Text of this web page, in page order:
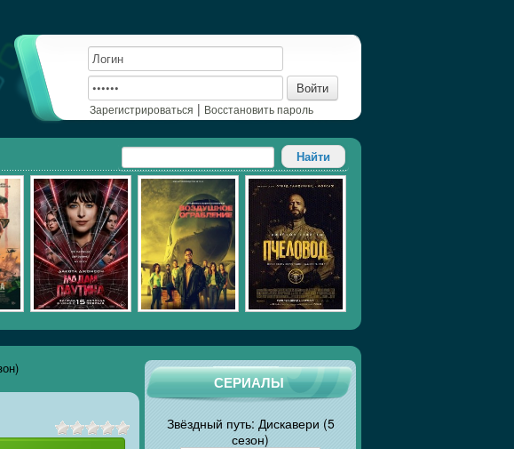
Войти
Зарегистрироваться | Восстановить пароль
СЕРИАЛЫ
Звёздный путь: Дискавери (5
сезон)